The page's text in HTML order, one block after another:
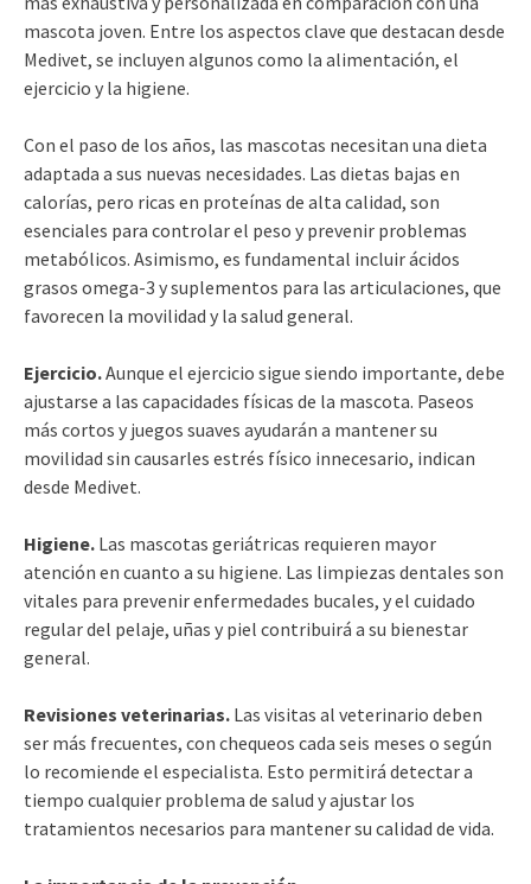
mascota joven. Entre los aspectos clave que destacan desde
Medivet, se incluyen algunos como la alimentación, el
ejercicio y la higiene.
Con el paso de los años, las mascotas necesitan una dieta
adaptada a sus nuevas necesidades. Las dietas bajas en
calorías, pero ricas en proteínas de alta calidad, son
esenciales para controlar el peso y prevenir problemas
metabólicos. Asimismo, es fundamental incluir ácidos
grasos omega-3 y suplementos para las articulaciones, que
favorecen la movilidad y la salud general.
Ejercicio.Aunque el ejercicio sigue siendo importante, debe
ajustarse a las capacidades físicas de la mascota. Paseos
más cortos y juegos suaves ayudarán a mantener su
movilidad sin causarles estrés físico innecesario, indican
desde Medivet.
Higiene. Las mascotas geriátricas requieren mayor
atención en cuanto a su higiene. Las limpiezas dentales son
vitales para prevenir enfermedades bucales, y el cuidado
regular del pelaje, uñas y piel contribuirá a su bienestar
general.
Revisiones veterinarias. Las visitas al veterinario deben
ser más frecuentes, con chequeos cada seis meses o según
lo recomiende el especialista. Esto permitirá detectar a
tiempo cualquier problema de salud y ajustar los
tratamientos necesarios para mantener su calidad de vida.